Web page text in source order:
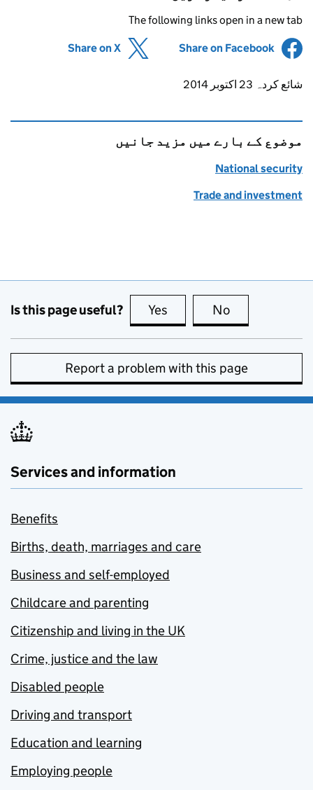
The following links open in a new tab
Share on Facebook
Share on X
Updates to this page
شائع کردہ 23 اکتوبر 2014
موضوع کے بارے میں مزید جانیں
National security
Trade and investment
Is this page useful? Yes this page is useful
No
Report a problem with this page
Services and information
Benefits
Births, death, marriages and care
Business and self-employed
Childcare and parenting
Citizenship and living in the UK
Crime, justice and the law
Disabled people
Driving and transport
Education and learning
Employing people